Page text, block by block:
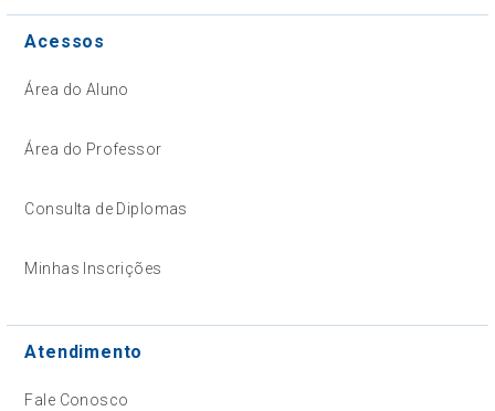
Acessos
Área do Aluno
Área do Professor
Consulta de Diplomas
Minhas Inscrições
Atendimento
Fale Conosco